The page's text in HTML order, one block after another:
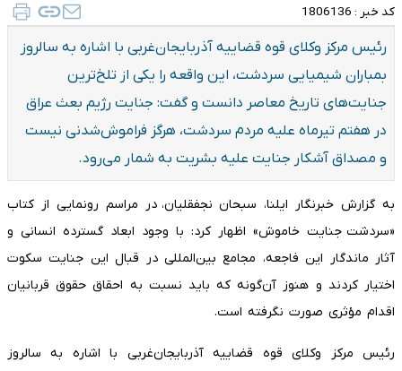
کد خبر : 1806136
رئیس مرکز وکلای قوه قضاییه آذربایجان‌غربی با اشاره به سالروز
بمباران شیمیایی سردشت، این واقعه را یکی از تلخ‌ترین
جنایت‌های تاریخ معاصر دانست و گفت: جنایت رژیم بعث عراق
در هفتم تیرماه علیه مردم سردشت، هرگز فراموش‌شدنی نیست
و مصداق آشکار جنایت علیه بشریت به شمار می‌رود.
به گزارش خبرنگار ایلنا، سبحان نجفقلیان، در مراسم رونمایی از کتاب
«سردشت جنایت خاموش» اظهار کرد: با وجود ابعاد گسترده انسانی و
آثار ماندگار این فاجعه، مجامع بین‌المللی در قبال این جنایت سکوت
اختیار کردند و هنوز آن‌گونه که باید نسبت به احقاق حقوق قربانیان
اقدام مؤثری صورت نگرفته است.
رئیس مرکز وکلای قوه قضاییه آذربایجان‌غربی با اشاره به سالروز